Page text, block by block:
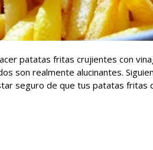
patatas fritas crujientes con
son realmente alucinantes.
seguro de que tus patatas fritas